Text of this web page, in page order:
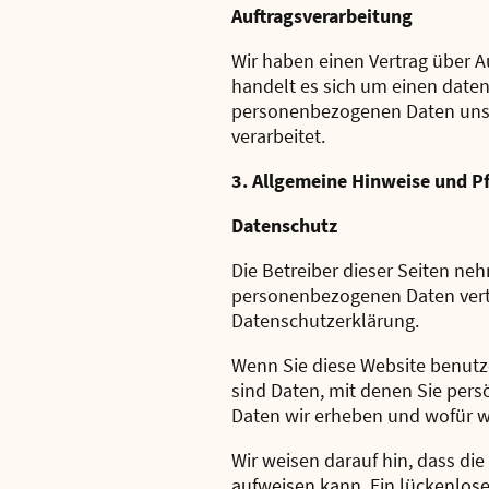
Auftragsverarbeitung
Wir haben einen Vertrag über
handelt es sich um einen
personenbezogenen Daten
verarbeitet.
3. Allgemeine Hinweise und
Datenschutz
Die Betreiber dieser Seiten
personenbezogenen Daten
Datenschutzerklärung.
Wenn Sie diese Website
sind Daten, mit denen Sie
Daten wir erheben und wofür
Wir weisen darauf hin, dass